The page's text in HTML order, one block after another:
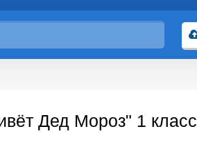
Дед Мороз" 1 класс